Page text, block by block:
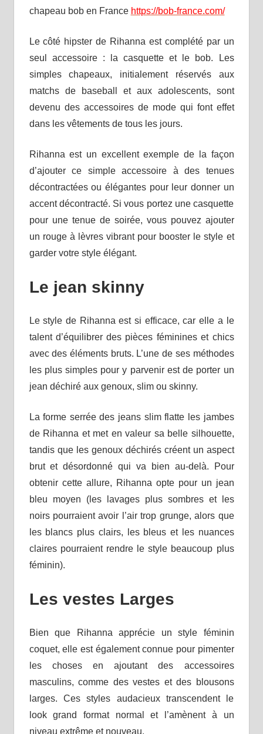
chapeau bob en France https://bob-france.com/
Le côté hipster de Rihanna est complété par un
seul accessoire : la casquette et le bob. Les
simples chapeaux, initialement réservés aux
matchs de baseball et aux adolescents, sont
devenu des accessoires de mode qui font effet
dans les vêtements de tous les jours.
Rihanna est un excellent exemple de la façon
d’ajouter ce simple accessoire à des tenues
décontractées ou élégantes pour leur donner un
accent décontracté. Si vous portez une casquette
pour une tenue de soirée, vous pouvez ajouter
un rouge à lèvres vibrant pour booster le style et
garder votre style élégant.
Le jean skinny
Le style de Rihanna est si efficace, car elle a le
talent d’équilibrer des pièces féminines et chics
avec des éléments bruts. L’une de ses méthodes
les plus simples pour y parvenir est de porter un
jean déchiré aux genoux, slim ou skinny.
La forme serrée des jeans slim flatte les jambes
de Rihanna et met en valeur sa belle silhouette,
tandis que les genoux déchirés créent un aspect
brut et désordonné qui va bien au-delà. Pour
obtenir cette allure, Rihanna opte pour un jean
bleu moyen (les lavages plus sombres et les
noirs pourraient avoir l’air trop grunge, alors que
les blancs plus clairs, les bleus et les nuances
claires pourraient rendre le style beaucoup plus
féminin).
Les vestes Larges
Bien que Rihanna apprécie un style féminin
coquet, elle est également connue pour pimenter
les choses en ajoutant des accessoires
masculins, comme des vestes et des blousons
larges. Ces styles audacieux transcendent le
look grand format normal et l’amènent à un
niveau extrême et nouveau.